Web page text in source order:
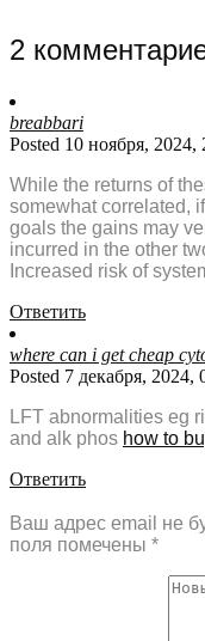
2
breabbari
Posted 10 ноября, 2024,
While the returns of
somewhat correlated,
goals the gains may
incurred in the other
Increased risk of
Ответить
where can i get cheap
Posted 7 декабря, 2024,
LFT abnormalities eg
and alk phos how to
Ответить
Ваш адрес email не
поля помечены *